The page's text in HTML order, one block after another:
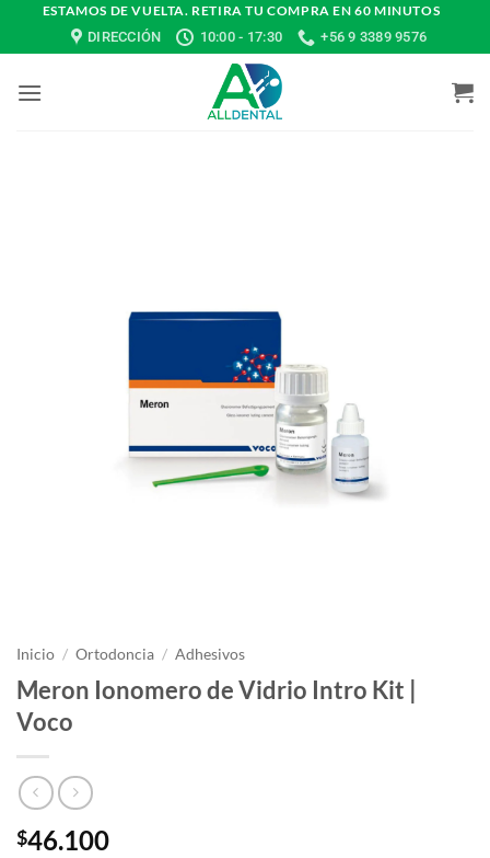
ESTAMOS DE VUELTA. RETIRA TU COMPRA EN 60 MINUTOS
DIRECCIÓN
10:00 - 17:30 +56 9 3389 9576
Inicio / Ortodoncia / Adhesivos
Meron Ionomero de Vidrio Intro Kit |
Voco
$46.100